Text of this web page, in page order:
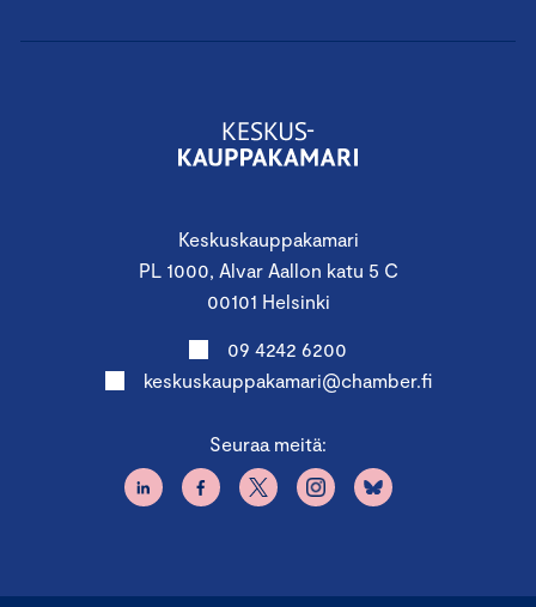
Keskuskauppakamari
PL 1000, Alvar Aallon katu 5 C
00101 Helsinki
09 4242 6200
keskuskauppakamari@chamber.fi
Seuraa meitä: